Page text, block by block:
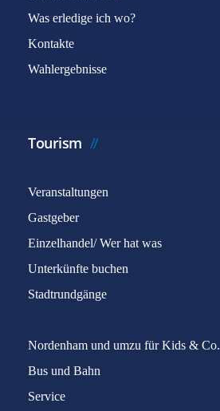
Was erledige ich wo?
Kontakte
Wahlergebnisse
Tourism
Veranstaltungen
Gastgeber
Einzelhandel/ Wer hat was
Unterkünfte buchen
Stadtrundgänge
Nordenham und umzu für Kids & Co.
Bus und Bahn
Service